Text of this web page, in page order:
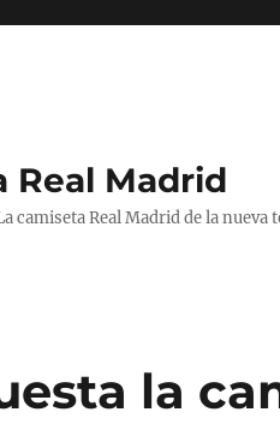
Real Madrid
camiseta Real Madrid de la
la